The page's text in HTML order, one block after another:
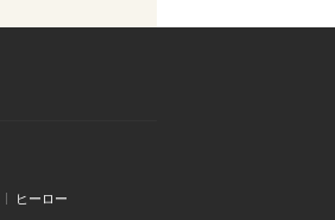
ヒーロー